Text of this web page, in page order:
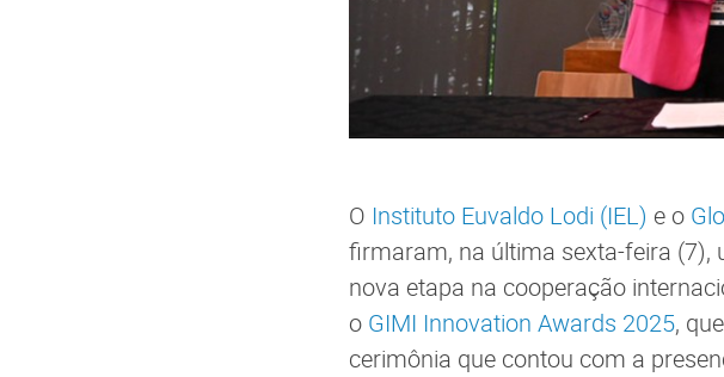
O Instituto Euvaldo Lodi (IEL) e o
firmaram, na última sexta-feira (7),
nova etapa na cooperação
o GIMI Innovation Awards 2025,
cerimônia que contou com a